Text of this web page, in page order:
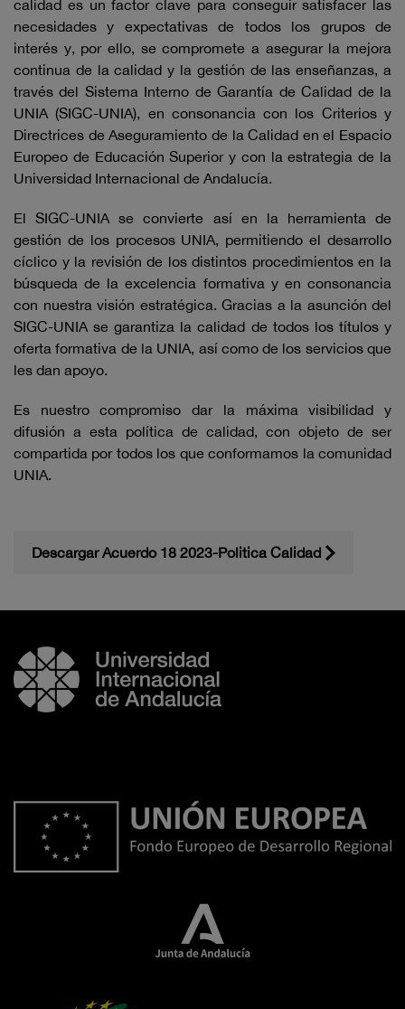
calidad es un factor clave para conseguir satisfacer las
necesidades y expectativas de todos los grupos de
interés y, por ello, se compromete a asegurar la mejora
continua de la calidad y la gestión de las enseñanzas, a
través del Sistema Interno de Garantía de Calidad de la
UNIA (SIGC-UNIA), en consonancia con los Criterios y
Directrices de Aseguramiento de la Calidad en el Espacio
Europeo de Educación Superior y con la estrategia de la
Universidad Internacional de Andalucía.
El SIGC-UNIA se convierte así en la herramienta de
gestión de los procesos UNIA, permitiendo el desarrollo
cíclico y la revisión de los distintos procedimientos en la
búsqueda de la excelencia formativa y en consonancia
con nuestra visión estratégica. Gracias a la asunción del
SIGC-UNIA se garantiza la calidad de todos los títulos y
oferta formativa de la UNIA, así como de los servicios que
les dan apoyo.
Es nuestro compromiso dar la máxima visibilidad y
difusión a esta política de calidad, con objeto de ser
compartida por todos los que conformamos la comunidad
UNIA.
Descargar Acuerdo 18 2023-Politica Calidad